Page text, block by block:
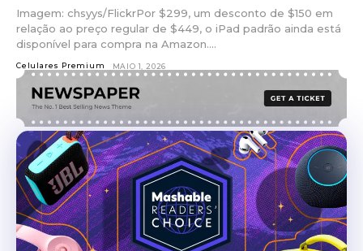
Imagem: chsyys/FlickrPor $299, um desconto de $150 em
relação ao preço regular de $449, o iPad padrão ainda está
disponível para compra na Amazon....
Celulares Premium MAIO 1, 2026